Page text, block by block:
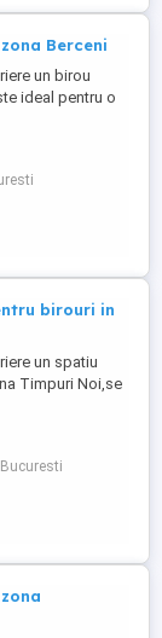
Berceni
un birou
ideal pentru o
la etajul 2. Pentru
birouri in
un spatiu
Timpuri Noi,se
mai multe